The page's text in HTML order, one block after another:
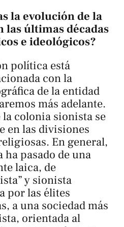
la evolución de la
las últimas décadas
e ideológicos?
política está
con la
de la entidad
más adelante.
colonia sionista se
en las divisiones
En general,
pasado de una
laica, de
y sionista
por las élites
a una sociedad más
orientada al